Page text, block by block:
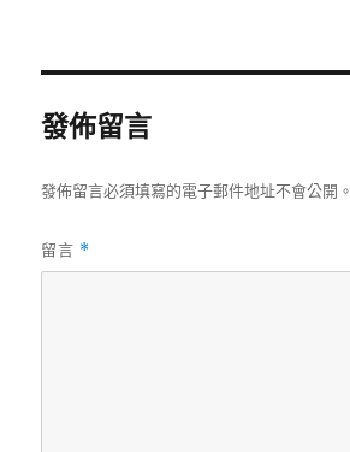
發佈留言
發佈留言必須填寫的電子郵件地址不會公開。
留言 *